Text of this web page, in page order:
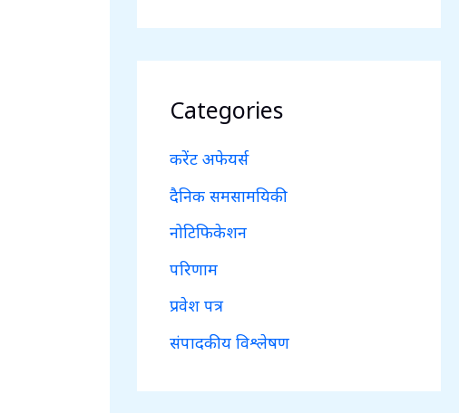
Categories
करेंट अफेयर्स
दैनिक समसामयिकी
नोटिफिकेशन
परिणाम
प्रवेश पत्र
संपादकीय विश्लेषण